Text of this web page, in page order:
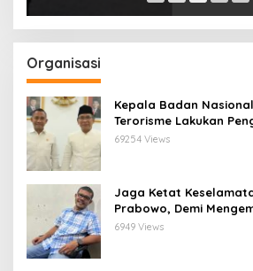
Organisasi
Kepala Badan
Terorisme Lakukan
Ketua Pengurus Besar
69254 Views
Jaga Ketat
Prabowo, Demi
Menjadi Macan Asia
6949 Views